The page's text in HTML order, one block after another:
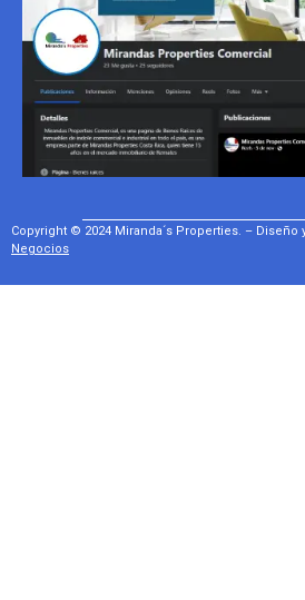
Copyright © 2024 Miranda´s Properties. – Diseño
Negocios